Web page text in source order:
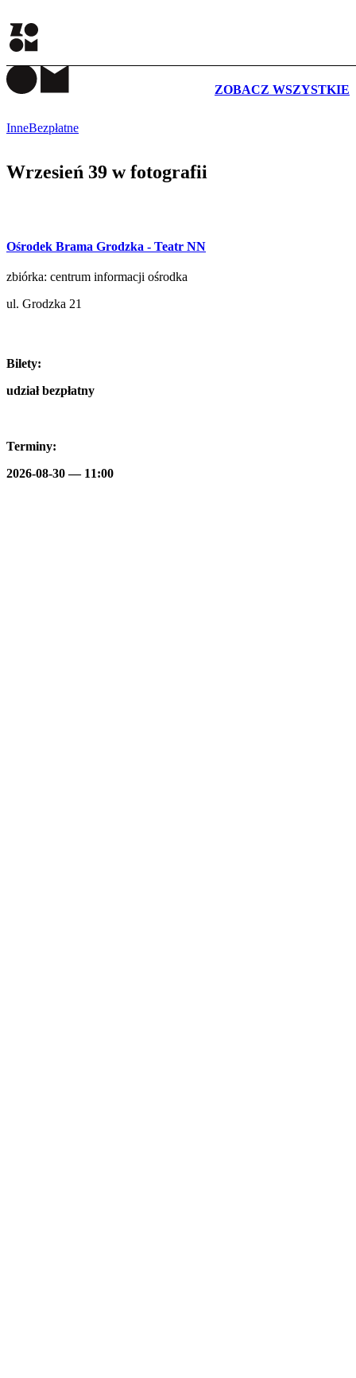
ZOBACZ WSZYSTKIE
InneBezpłatne
Wrzesień 39 w fotografii
Ośrodek Brama Grodzka - Teatr NN
zbiórka: centrum informacji ośrodka
ul. Grodzka 21
Bilety:
udział bezpłatny
Terminy:
2026-08-30 — 11:00